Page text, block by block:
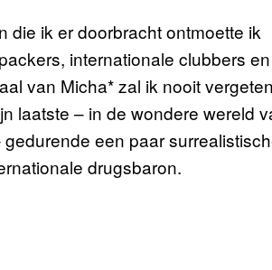
die ik er doorbracht ontmoette ik
internationale clubbers en
van Micha* zal ik nooit
laatste – in de wondere wereld
een paar
drugsbaron.